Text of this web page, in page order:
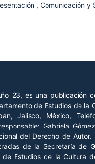
, Comunicación y
23, es una publicación
de Estudios de la
Jalisco, México,
Gabriela
del Derecho de
de la Secretaría de
de Estudios de la Cultura